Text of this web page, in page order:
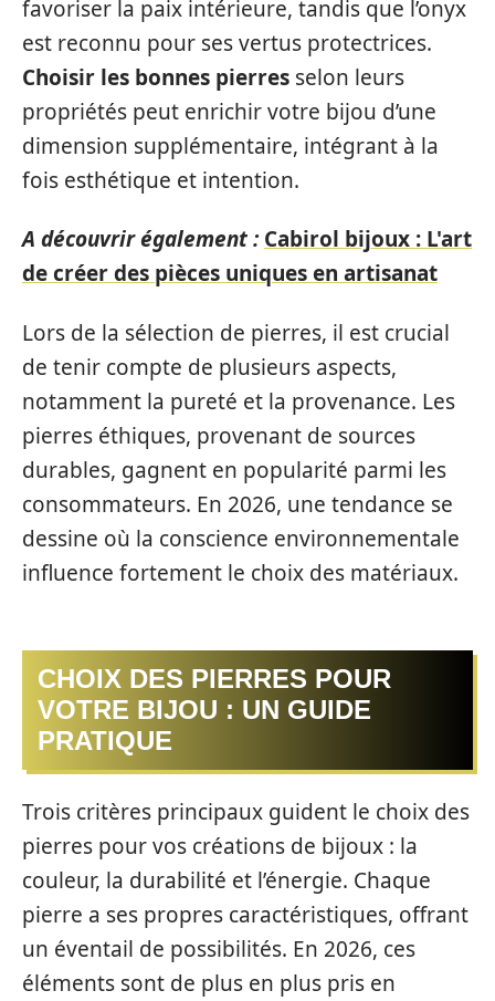
favoriser la paix intérieure, tandis que l’onyx
est reconnu pour ses vertus protectrices.
Choisir les bonnes pierres selon leurs
propriétés peut enrichir votre bijou d’une
dimension supplémentaire, intégrant à la
fois esthétique et intention.
A découvrir également : Cabirol bijoux : L'art
de créer des pièces uniques en artisanat
Lors de la sélection de pierres, il est crucial
de tenir compte de plusieurs aspects,
notamment la pureté et la provenance. Les
pierres éthiques, provenant de sources
durables, gagnent en popularité parmi les
consommateurs. En 2026, une tendance se
dessine où la conscience environnementale
influence fortement le choix des matériaux.
CHOIX DES PIERRES POUR
VOTRE BIJOU : UN GUIDE
PRATIQUE
Trois critères principaux guident le choix des
pierres pour vos créations de bijoux : la
couleur, la durabilité et l’énergie. Chaque
pierre a ses propres caractéristiques, offrant
un éventail de possibilités. En 2026, ces
éléments sont de plus en plus pris en